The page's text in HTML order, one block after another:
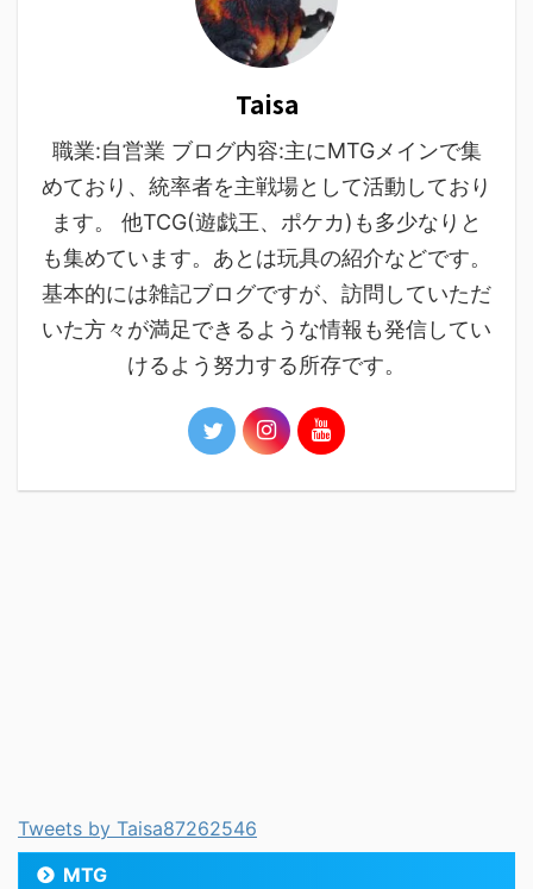
Taisa
職業:自営業 ブログ内容:主にMTGメインで集
めており、統率者を主戦場として活動しており
ます。 他TCG(遊戯王、ポケカ)も多少なりと
も集めています。あとは玩具の紹介などです。
基本的には雑記ブログですが、訪問していただ
いた方々が満足できるような情報も発信してい
けるよう努力する所存です。
Tweets by Taisa87262546
MTG